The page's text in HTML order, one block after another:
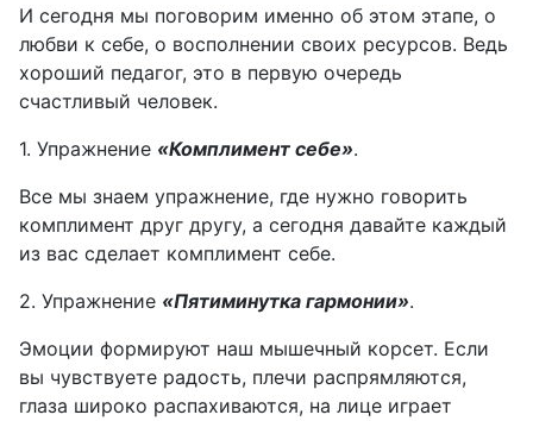
И сегодня мы поговорим именно об этом этапе, о
любви к себе, о восполнении своих ресурсов. Ведь
хороший педагог, это в первую очередь
счастливый человек.
1. Упражнение «Комплимент себе».
Все мы знаем упражнение, где нужно говорить
комплимент друг другу, а сегодня давайте каждый
из вас сделает комплимент себе.
2. Упражнение «Пятиминутка гармонии».
Эмоции формируют наш мышечный корсет. Если
вы чувствуете радость, плечи распрямляются,
глаза широко распахиваются, на лице играет